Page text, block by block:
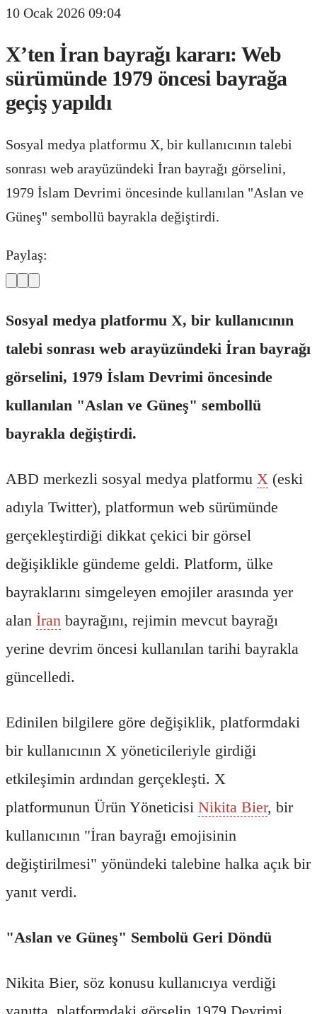
10 Ocak 2026 09:04
X’ten İran bayrağı kararı: Web
sürümünde 1979 öncesi bayrağa
geçiş yapıldı
Sosyal medya platformu X, bir kullanıcının talebi
sonrası web arayüzündeki İran bayrağı görselini,
1979 İslam Devrimi öncesinde kullanılan "Aslan ve
Güneş" sembollü bayrakla değiştirdi.
Paylaş:
Sosyal medya platformu X, bir kullanıcının
talebi sonrası web arayüzündeki İran bayrağı
görselini, 1979 İslam Devrimi öncesinde
kullanılan "Aslan ve Güneş" sembollü
bayrakla değiştirdi.
ABD merkezli sosyal medya platformu X (eski
adıyla Twitter), platformun web sürümünde
gerçekleştirdiği dikkat çekici bir görsel
değişiklikle gündeme geldi. Platform, ülke
bayraklarını simgeleyen emojiler arasında yer
alan İran bayrağını, rejimin mevcut bayrağı
yerine devrim öncesi kullanılan tarihi bayrakla
güncelledi.
Edinilen bilgilere göre değişiklik, platformdaki
bir kullanıcının X yöneticileriyle girdiği
etkileşimin ardından gerçekleşti. X
platformunun Ürün Yöneticisi Nikita Bier, bir
kullanıcının "İran bayrağı emojisinin
değiştirilmesi" yönündeki talebine halka açık bir
yanıt verdi.
"Aslan ve Güneş" Sembolü Geri Döndü
Nikita Bier, söz konusu kullanıcıya verdiği